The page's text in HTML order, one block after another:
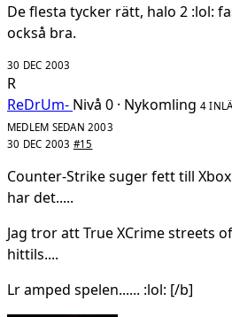
De flesta tycker rätt, halo 2 :lol:
också bra.
30 DEC 2003
R
ReDrUm- Nivå 0 · Nykomling 4
MEDLEM SEDAN 2003
30 DEC 2003 #15
Counter-Strike suger fett till
har det.....
Jag tror att True XCrime streets
hittils....
Lr amped spelen...... :lol: [/b]